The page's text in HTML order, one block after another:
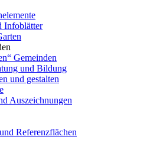
Infoblätter
Gemeinden
und Bildung
und gestalten
Auszeichnungen
Referenzflächen